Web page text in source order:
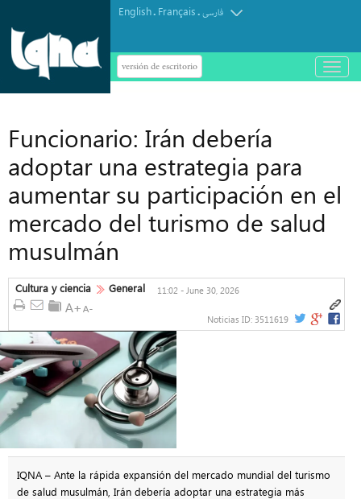
English. Français.فارسی
versión de escritorio
باز
و
Funcionario: Irán debería
adoptar una estrategia para
aumentar su participación en el
mercado del turismo de salud
musulmán
Cultura y ciencia General 11:02 - June 30, 2026
Noticias ID: 3511619
IQNA – Ante la rápida expansión del mercado mundial del turismo
de salud musulmán, Irán debería adoptar una estrategia más